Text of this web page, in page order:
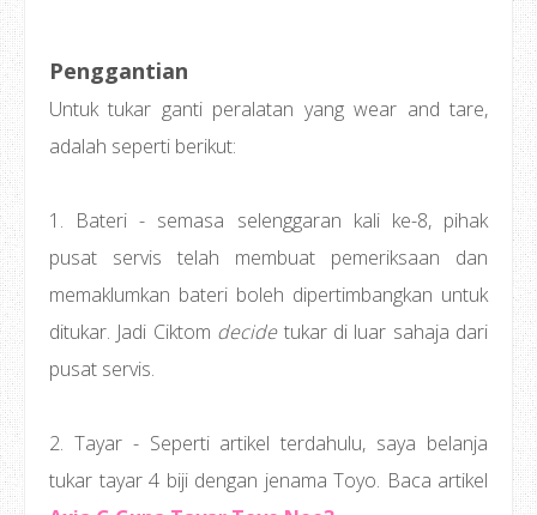
Penggantian
Untuk tukar ganti peralatan yang wear and tare,
adalah seperti berikut:
1. Bateri - semasa selenggaran kali ke-8, pihak
pusat servis telah membuat pemeriksaan dan
memaklumkan bateri boleh dipertimbangkan untuk
ditukar. Jadi Ciktom decidetukar di luar sahaja dari
pusat servis.
2. Tayar - Seperti artikel terdahulu, saya belanja
tukar tayar 4 biji dengan jenama Toyo. Baca artikel